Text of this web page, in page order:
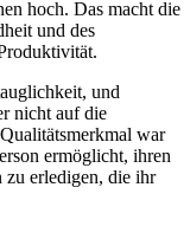
hoch. Das macht die
und des
und
nicht auf die
war
ermöglicht, ihren
zu erledigen, die ihr